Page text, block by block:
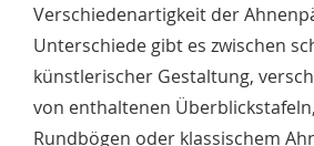
Verschiedenartigkeit der
Unterschiede gibt es zwischen
künstlerischer Gestaltung,
von enthaltenen
Rundbögen oder klassischem